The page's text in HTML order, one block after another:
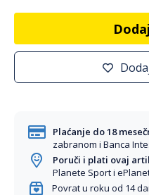
Plaćanje do 18
zabranom i Banca
Poruči i plati ovaj
Planete Sport i
Povrat u roku od 14